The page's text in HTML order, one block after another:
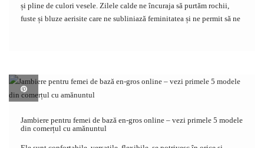
și pline de culori vesele. Zilele calde ne încuraja să purtăm rochii,
fuste și bluze aerisite care ne subliniază feminitatea și ne permit să ne
Jambiere pentru femei de bază en-gros online – vezi primele 5 modele
din comerțul cu amănuntul